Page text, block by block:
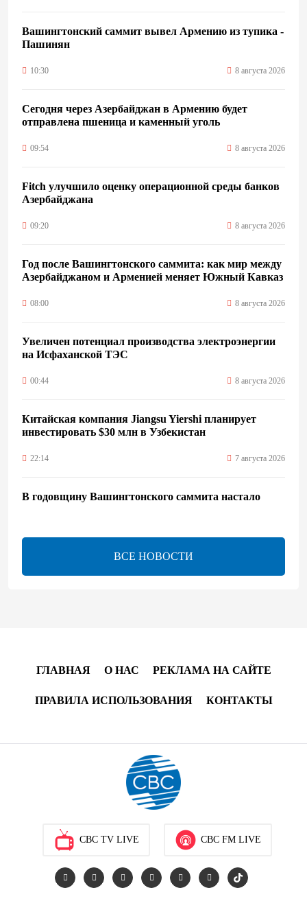
Вашингтонский саммит вывел Армению из тупика -
Пашинян
10:30 8 августа 2026
Сегодня через Азербайджан в Армению будет
отправлена пшеница и каменный уголь
09:54 8 августа 2026
Fitch улучшило оценку операционной среды банков
Азербайджана
09:20 8 августа 2026
Год после Вашингтонского саммита: как мир между
Азербайджаном и Арменией меняет Южный Кавказ
08:00 8 августа 2026
Увеличен потенциал производства электроэнергии
на Исфаханской ТЭС
00:44 8 августа 2026
Китайская компания Jiangsu Yiershi планирует
инвестировать $30 млн в Узбекистан
22:14 7 августа 2026
В годовщину Вашингтонского саммита настало
Минфин Азербайджана отчитался о работе,
проделанной в I полугодии
17:20 7 августа 2026
PASHA Holding продолжает успешную реализацию
проекта «Fərqindəlik», который был запущен в 2025
Azercell представляет годовую подписку на сервис
«ZengimCELL»
7 августа 2026
ВСЕ НОВОСТИ
ГЛАВНАЯ О НАС РЕКЛАМА НА САЙТЕ
ПРАВИЛА ИСПОЛЬЗОВАНИЯ КОНТАКТЫ
CBC TV LIVE CBC FM LIVE